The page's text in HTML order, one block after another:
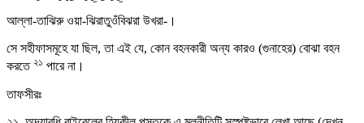
আল্লা-তাঝিরু ওয়া-ঝিরাতুওঁবিঝরা উখরা-।
সে সহীফাসমূহে যা ছিল, তা এই যে, কোন বহনকারী অন্য কারও (গুনাহের) বোঝা বহন
করতে ২১ পারে না।
তাফসীরঃ